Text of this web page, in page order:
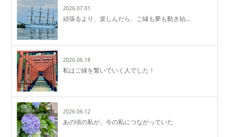
2026.07.01
頑張るより、楽しんだら、ご縁も夢も動き始…
2026.06.18
私はご縁を繋いでいく人でした！
2026.06.12
あの頃の私が、今の私につながっていた